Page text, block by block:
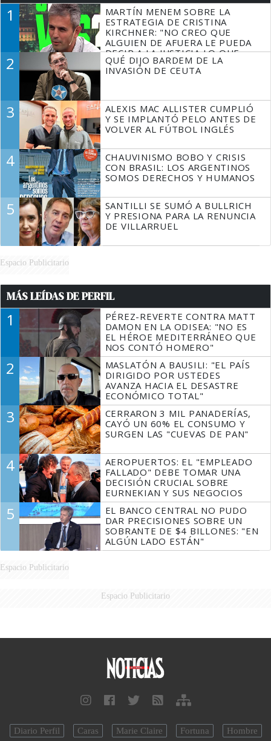
1
MARTÍN MENEM SOBRE LA
ESTRATEGIA DE CRISTINA
KIRCHNER: "NO CREO QUE
ALGUIEN DE AFUERA LE PUEDA
DECIR A LA JUSTICIA LO QUE
TIENE QUE HACER"
2
QUÉ DIJO BARDEM DE LA
INVASIÓN DE CEUTA
3
ALEXIS MAC ALLISTER CUMPLIÓ
Y SE IMPLANTÓ PELO ANTES DE
VOLVER AL FÚTBOL INGLÉS
4
CHAUVINISMO BOBO Y CRISIS
CON BRASIL: LOS ARGENTINOS
SOMOS DERECHOS Y HUMANOS
5
SANTILLI SE SUMÓ A BULLRICH
Y PRESIONA PARA LA RENUNCIA
DE VILLARRUEL
Espacio Publicitario
MÁS LEÍDAS DE PERFIL
1
PÉREZ-REVERTE CONTRA MATT
DAMON EN LA ODISEA: "NO ES
EL HÉROE MEDITERRÁNEO QUE
NOS CONTÓ HOMERO"
2
MASLATÓN A BAUSILI: "EL PAÍS
DIRIGIDO POR USTEDES
AVANZA HACIA EL DESASTRE
ECONÓMICO TOTAL"
3
CERRARON 3 MIL PANADERÍAS,
CAYÓ UN 60% EL CONSUMO Y
SURGEN LAS "CUEVAS DE PAN"
4
AEROPUERTOS: EL "EMPLEADO
FALLADO" DEBE TOMAR UNA
DECISIÓN CRUCIAL SOBRE
EURNEKIAN Y SUS NEGOCIOS
5
EL BANCO CENTRAL NO PUDO
DAR PRECISIONES SOBRE UN
SOBRANTE DE $4 BILLONES: "EN
ALGÚN LADO ESTÁN"
Espacio Publicitario
Espacio Publicitario
Diario Perfil Caras Marie Claire Fortuna Hombre